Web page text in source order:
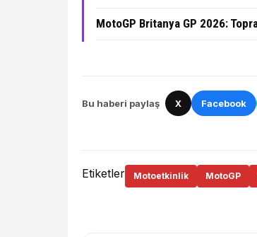
MotoGP Britanya GP 2026:
Bu haberi paylaş X Facebook
Etiketler Motoetkinlik MotoGP